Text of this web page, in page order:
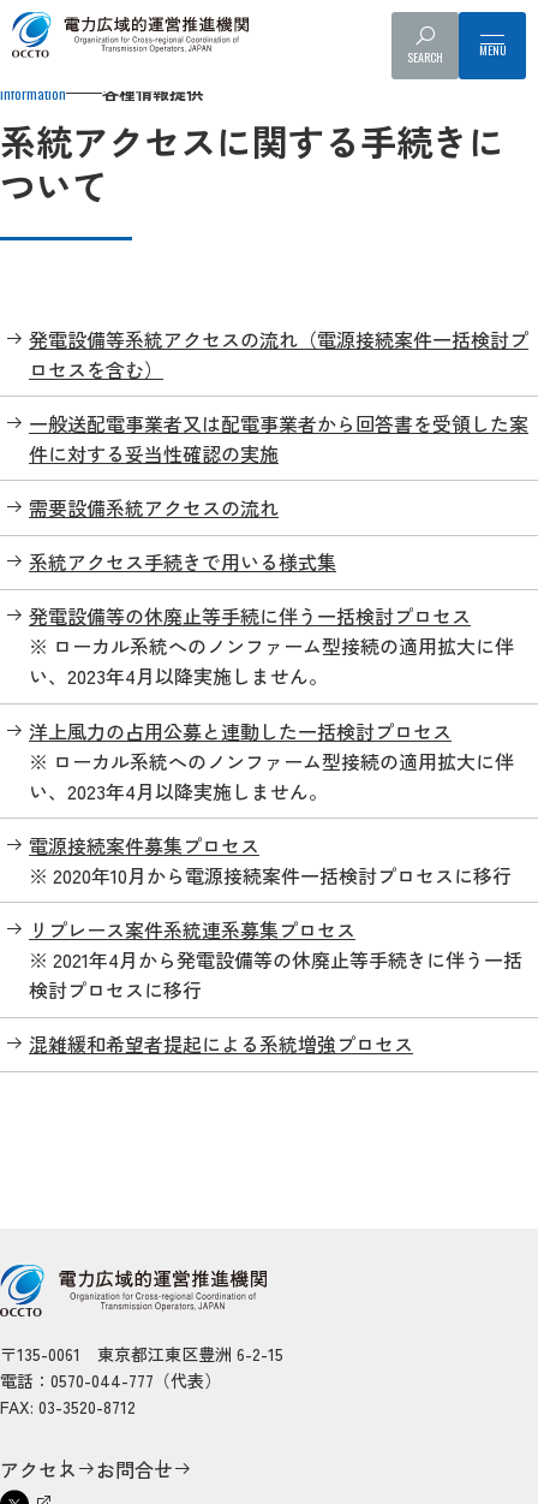
SEARCH
Top 系統アクセスに関する手続き
Information 各種情報提供
系統アクセスに関する手続きに
ついて
発電設備等系統アクセスの流れ（電源接続案件一括検討プ
ロセスを含む）
一般送配電事業者又は配電事業者から回答書を受領した案
件に対する妥当性確認の実施
需要設備系統アクセスの流れ
系統アクセス手続きで用いる様式集
発電設備等の休廃止等手続に伴う一括検討プロセス
※ ローカル系統へのノンファーム型接続の適用拡大に伴
い、2023年4月以降実施しません。
洋上風力の占用公募と連動した一括検討プロセス
※ ローカル系統へのノンファーム型接続の適用拡大に伴
い、2023年4月以降実施しません。
電源接続案件募集プロセス
※ 2020年10月から電源接続案件一括検討プロセスに移行
リプレース案件系統連系募集プロセス
※ 2021年4月から発電設備等の休廃止等手続きに伴う一括
検討プロセスに移行
混雑緩和希望者提起による系統増強プロセス
〒135-0061 東京都江東区豊洲 6-2-15
電話：0570-044-777（代表）
FAX: 03-3520-8712
アクセス お問合せ